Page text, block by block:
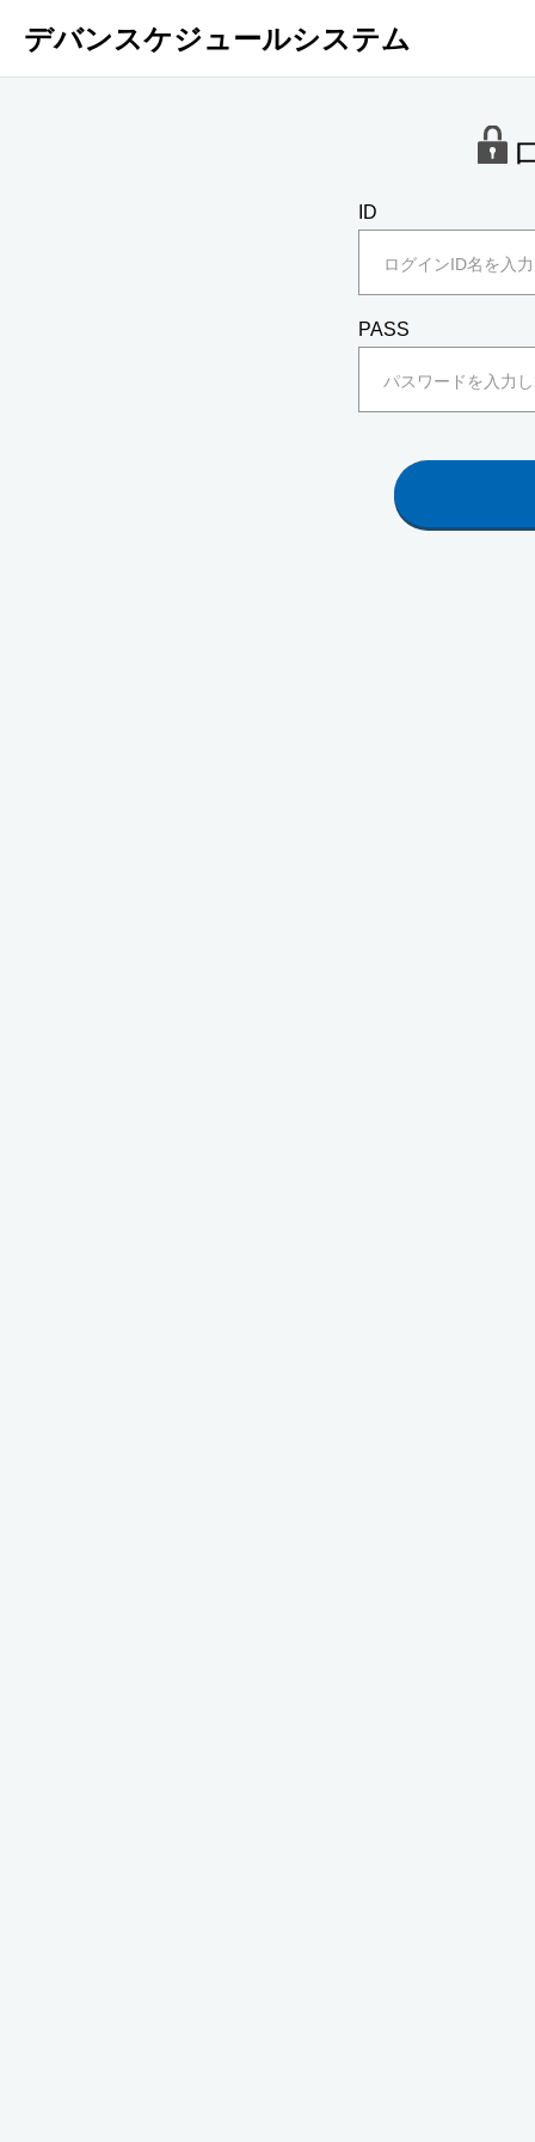
デバンスケジュールシステム
ID
PASS